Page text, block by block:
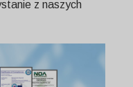
z naszych
Български
Nederlands (België)
Norsk bokmål